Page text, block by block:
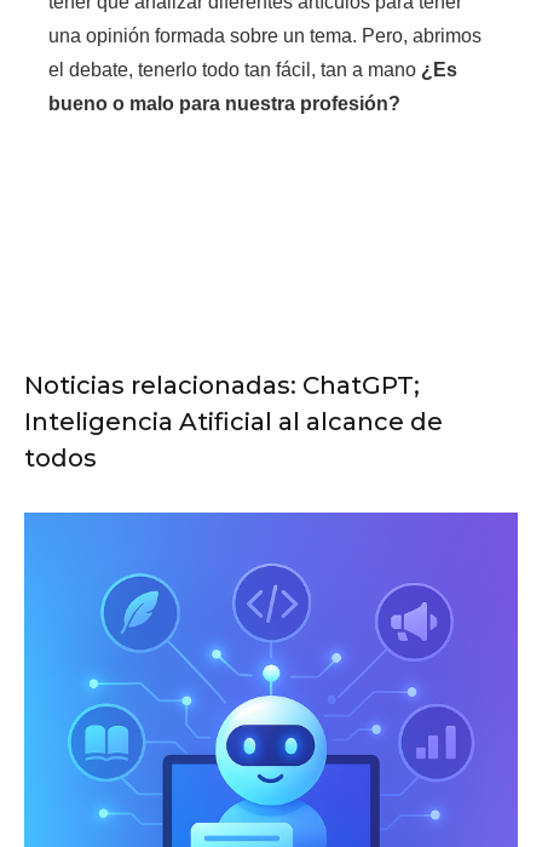
una opinión formada sobre un tema. Pero, abrimos
el debate, tenerlo todo tan fácil, tan a mano ¿Es
bueno o malo para nuestra profesión?
Noticias relacionadas: ChatGPT;
Inteligencia Atificial al alcance de
todos